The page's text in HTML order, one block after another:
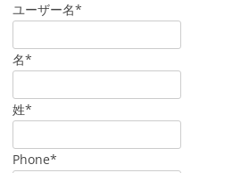
ユーザー名*
名*
姓*
Phone*